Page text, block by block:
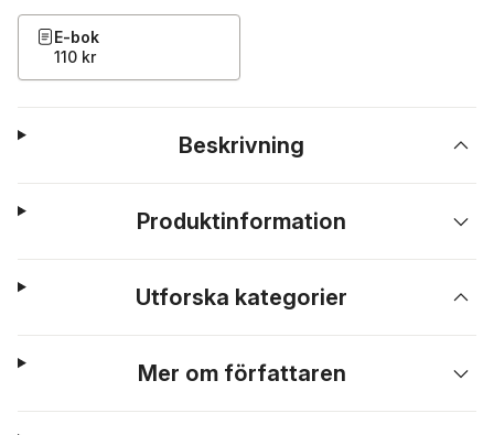
E-bok
110 kr
Beskrivning
Produktinformation
Utforska kategorier
Mer om författaren